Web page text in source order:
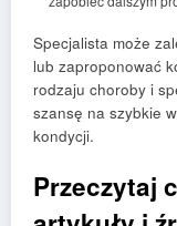
Specjalista może
lub zaproponować
rodzaju choroby i
szansę na szybkie
kondycji.
Przeczytaj